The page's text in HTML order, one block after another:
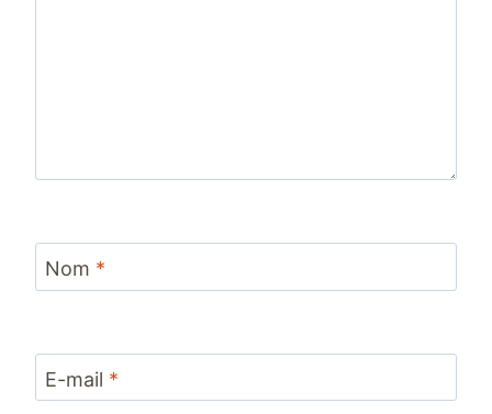
Nom *
E-mail *